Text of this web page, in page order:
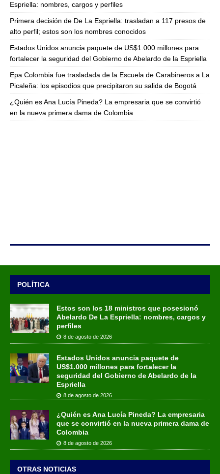
Espriella: nombres, cargos y perfiles
Primera decisión de De La Espriella: trasladan a 117 presos de
alto perfil; estos son los nombres conocidos
Estados Unidos anuncia paquete de US$1.000 millones para
fortalecer la seguridad del Gobierno de Abelardo de la Espriella
Epa Colombia fue trasladada de la Escuela de Carabineros a La
Picaleña: los episodios que precipitaron su salida de Bogotá
¿Quién es Ana Lucía Pineda? La empresaria que se convirtió
en la nueva primera dama de Colombia
POLÍTICA
Estos son los 18 ministros que posesionó
Abelardo De La Espriella: nombres, cargos y
perfiles
8 de agosto de 2026
Estados Unidos anuncia paquete de
US$1.000 millones para fortalecer la
seguridad del Gobierno de Abelardo de la
Espriella
8 de agosto de 2026
¿Quién es Ana Lucía Pineda? La empresaria
que se convirtió en la nueva primera dama de
Colombia
8 de agosto de 2026
OTRAS NOTICIAS